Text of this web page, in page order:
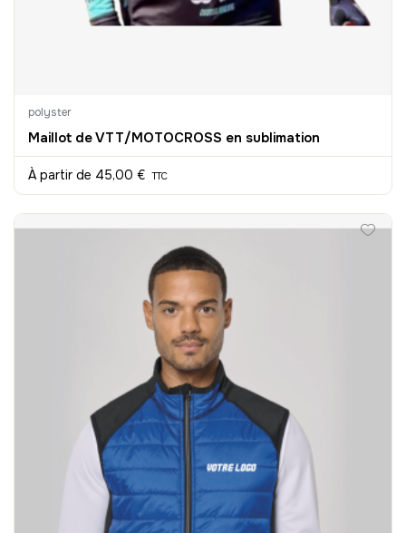
polyster
Maillot de VTT/MOTOCROSS en sublimation
À partir de 45,00 € TTC